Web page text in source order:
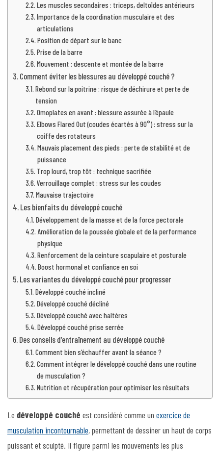
Les muscles secondaires : triceps, deltoïdes antérieurs
Importance de la coordination musculaire et des
articulations
Position de départ sur le banc
Prise de la barre
Mouvement : descente et montée de la barre
Comment éviter les blessures au développé couché ?
Rebond sur la poitrine : risque de déchirure et perte de
tension
Omoplates en avant : blessure assurée à l’épaule
Elbows Flared Out (coudes écartés à 90°) : stress sur la
coiffe des rotateurs
Mauvais placement des pieds : perte de stabilité et de
puissance
Trop lourd, trop tôt : technique sacrifiée
Verrouillage complet : stress sur les coudes
Mauvaise trajectoire
Les bienfaits du développé couché
Développement de la masse et de la force pectorale
Amélioration de la poussée globale et de la performance
physique
Renforcement de la ceinture scapulaire et posturale
Boost hormonal et confiance en soi
Les variantes du développé couché pour progresser
Développé couché incliné
Développé couché décliné
Développé couché avec haltères
Développé couché prise serrée
Des conseils d’entraînement au développé couché
Comment bien s’échauffer avant la séance ?
Comment intégrer le développé couché dans une routine
de musculation ?
Nutrition et récupération pour optimiser les résultats
Le développé couché est considéré comme un exercice de
musculation incontournable, permettant de dessiner un haut de corps
puissant et sculpté. Il figure parmi les mouvements les plus